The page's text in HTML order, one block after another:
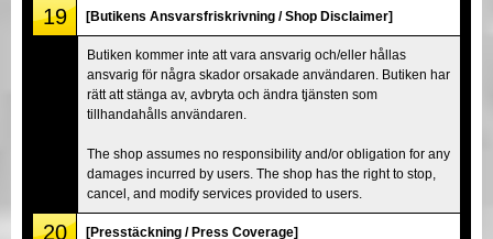
19 [Butikens Ansvarsfriskrivning / Shop Disclaimer]
Butiken kommer inte att vara ansvarig och/eller hållas
ansvarig för några skador orsakade användaren. Butiken har
rätt att stänga av, avbryta och ändra tjänsten som
tillhandahålls användaren.
The shop assumes no responsibility and/or obligation for any
damages incurred by users. The shop has the right to stop,
cancel, and modify services provided to users.
20 [Presstäckning / Press Coverage]